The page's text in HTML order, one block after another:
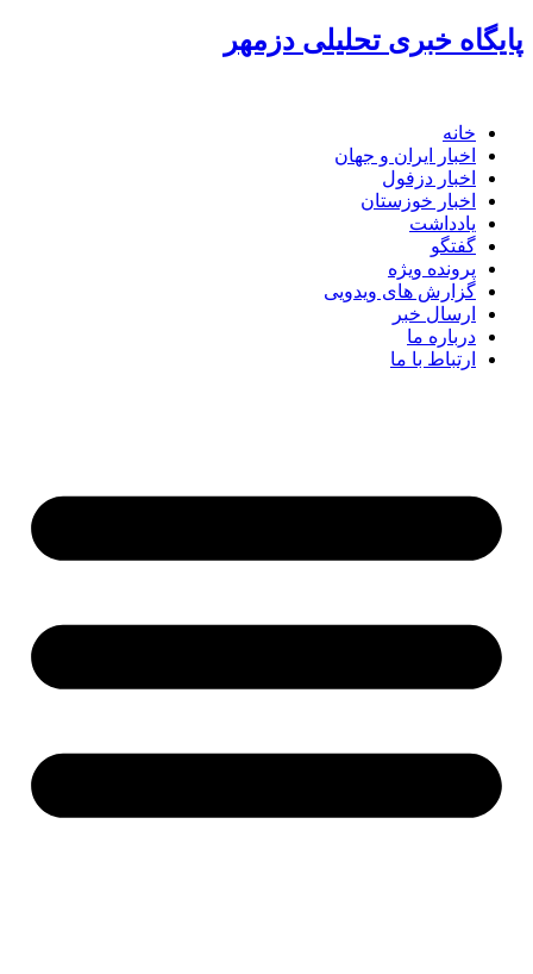
خبری تحلیلی دزمهر
خانه
اخبار ایران و جهان
اخبار دزفول
اخبار خوزستان
یادداشت
گفتگو
پرونده ویژه
گزارش های ویدویی
ارسال خبر
درباره ما
ارتباط با ما